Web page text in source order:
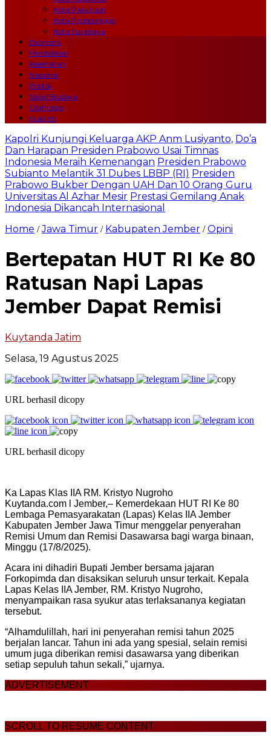
Kota Pasuruan
Kota Probolinggo
Kota Surabaya
Ekonomi
Pendidikan
Kesehatan
Nasional
Politik
Sosial Budaya
Olahraga
Hukrim
Kapolri Kunjungi Keluarga AKP Anm Lusiyanto, Do’a
Dan Harapan Presiden Prabowo Usai Timnas
Indonesia Meraih Kemenangan Presiden Prabowo
Subianto Melantik 31 Dubes LBBP (RI) Presiden
Prabowo Bukber Dengan UAH Dan 10 Orang Guru
Universitas Al Azhar Mesir Prestasi Gemilang Anak
Indonesia Dikancah Internasional
Home /Jawa Timur / Kabupaten Jember /Opini
Bertepatan HUT RI Ke 80
Ratusan Napi Lapas
Jember Dapat Remisi
Kuytanda Jatim
Selasa, 19 Agustus 2025
URL berhasil dicopy
URL berhasil dicopy
Ka Lapas Klas IIA RM. Kristyo Nugroho
Kuytanda.com l Jember,– Kemerdekaan HUT RI Ke 80
Lembaga Pemasyarakatan (Lapas) Kelas IIA Jember
Kabupaten Jember Jawa Timur menggelar penyerahan
Remisi Umum dan Remisi Dasawarsa bagi warga binaan,
Minggu (17/8/2025).
Acara ini dihadiri Bupati Jember bersama jajaran
Forkopimda dan disaksikan seluruh unsur terkait. Kepala
Lapas Kelas IIA Jember, RM. Kristyo Nugroho,
menyampaikan rasa syukur atas terlaksananya kegiatan
tersebut.
“Alhamdulillah, hari ini penyerahan remisi tahun 2025
berjalan lancar. Tahun ini ada yang spesial, selain remisi
umum juga diberikan remisi dasawarsa yang diberikan
setiap sepuluh tahun sekali,” ujarnya.
ADVERTISEMENT
SCROLL TO RESUME CONTENT